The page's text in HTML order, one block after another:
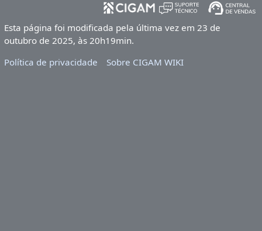
Esta página foi modificada pela última vez em 23 de
outubro de 2025, às 20h19min.
Política de privacidade
Sobre CIGAM WIKI